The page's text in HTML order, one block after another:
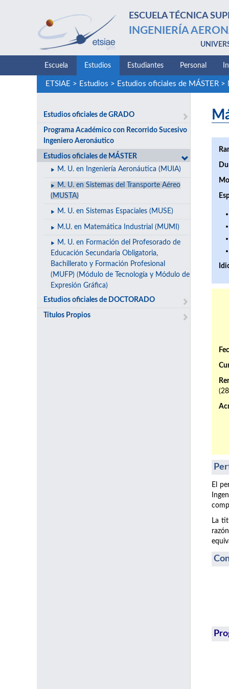
ESCUELA TÉCNICA
INGENIERÍA
Escuela Estudios Estudiantes Personal
ETSIAE > Estudios > Estudios oficiales de MÁSTER>
Estudios oficiales de GRADO
Programa Académico con Recorrido Sucesivo
Ingeniero Aeronáutico
Estudios oficiales de MÁSTER
M. U. en Ingeniería Aeronáutica (MUIA)
M. U. en Sistemas del Transporte Aéreo
(MUSTA)
M. U. en Sistemas Espaciales (MUSE)
M.U. en Matemática Industrial (MUMI)
M. U. en Formación del Profesorado de
Educación Secundaria Obligatoria,
Bachillerato y Formación Profesional
(MUFP) (Módulo de Tecnología y Módulo de
Expresión Gráfica)
Estudios oficiales de DOCTORADO
Títulos Propios
El
La